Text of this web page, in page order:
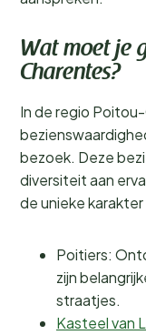
Wat moet je
Charentes?
In de regio
bezoek. Deze
diversiteit aan
de unieke
Poitiers:
zijn
straatjes.
Kasteel van